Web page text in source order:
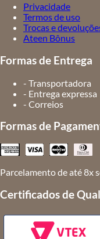
Privacidade
Termos de uso
Trocas e
Ateen Bônus
Formas de Entrega
- Transportadora
- Entrega expressa
- Correios
Formas de
Parcelamento de até 8x
Certificados de